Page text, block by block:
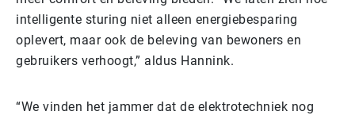
intelligente sturing niet alleen energiebesparing
oplevert, maar ook de beleving van bewoners en
gebruikers verhoogt,” aldus Hannink.
“We vinden het jammer dat de elektrotechniek nog